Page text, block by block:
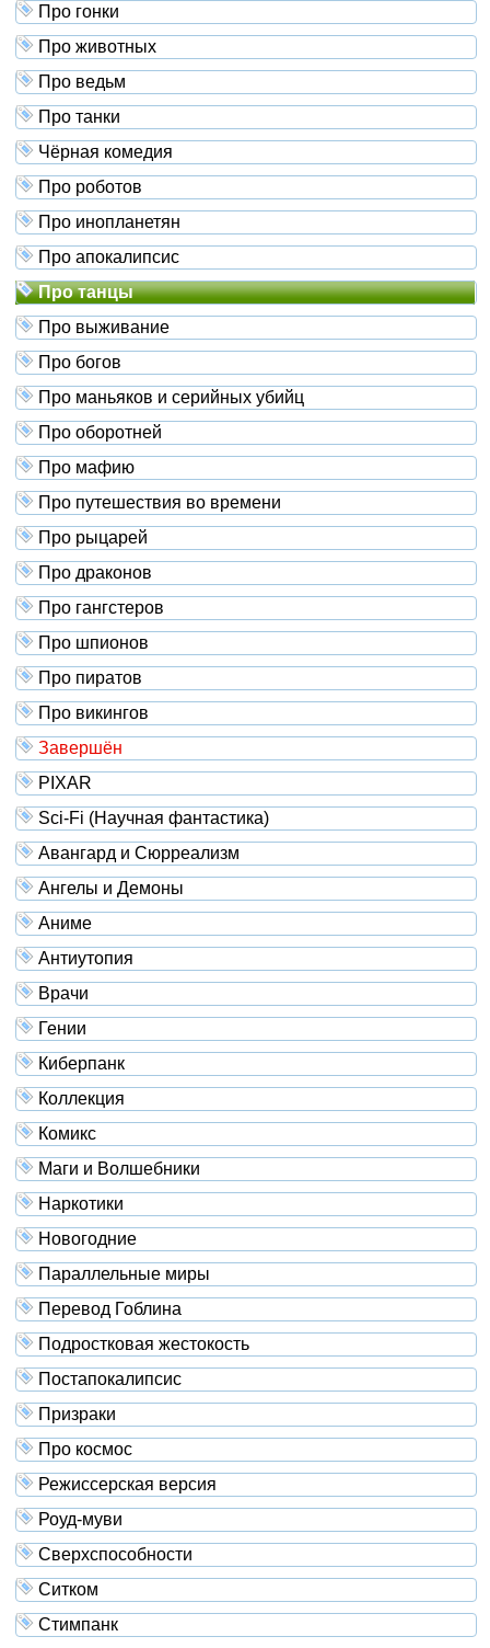
Про гонки
Про животных
Про ведьм
Про танки
Чёрная комедия
Про роботов
Про инопланетян
Про апокалипсис
Про танцы
Про выживание
Про богов
Про маньяков и серийных убийц
Про оборотней
Про мафию
Про путешествия во времени
Про рыцарей
Про драконов
Про гангстеров
Про шпионов
Про пиратов
Про викингов
Завершён
PIXAR
Sci-Fi (Научная фантастика)
Авангард и Сюрреализм
Ангелы и Демоны
Аниме
Антиутопия
Врачи
Гении
Киберпанк
Коллекция
Комикс
Маги и Волшебники
Наркотики
Новогодние
Параллельные миры
Перевод Гоблина
Подростковая жестокость
Постапокалипсис
Призраки
Про космос
Режиссерская версия
Роуд-муви
Сверхспособности
Ситком
Стимпанк